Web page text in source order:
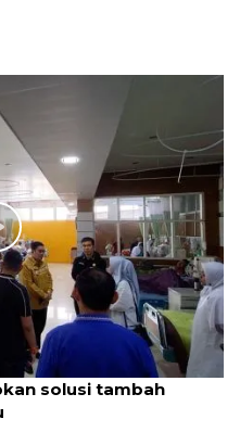
solusi tambah